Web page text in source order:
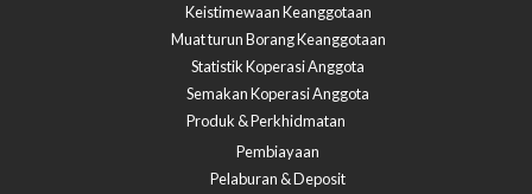
Keistimewaan Keanggotaan
Muat turun Borang Keanggotaan
Statistik Koperasi Anggota
Semakan Koperasi Anggota​
Produk & Perkhidmatan
Pembiayaan
Pelaburan & Deposit